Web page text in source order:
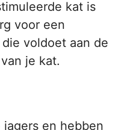
kat is
voor een
voldoet aan de
je kat.
en hebben